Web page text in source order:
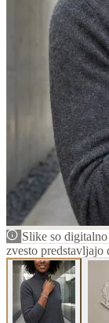
Slike so
zvesto predstavljajo